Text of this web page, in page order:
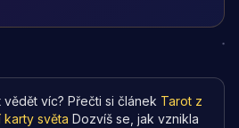
víc? Přečti si článek Tarot z
karty světa Dozvíš se, jak vznikla